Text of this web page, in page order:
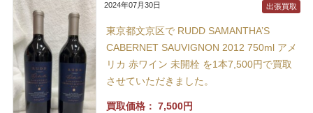
2024年07月30日
東京都文京区で RUDD SAMANTHA’S
CABERNET SAUVIGNON 2012 750ml アメ
リカ 赤ワイン 未開栓 を1本7,500円で買取
させていただきました。
買取価格： 7,500円
出張買取